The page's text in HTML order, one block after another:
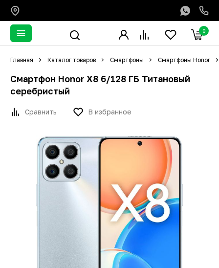
0
Главная Каталог товаров Смартфоны Смартфоны Honor
Смартфон Honor X8 6/128 ГБ Титановый
серебристый
Сравнить В избранное